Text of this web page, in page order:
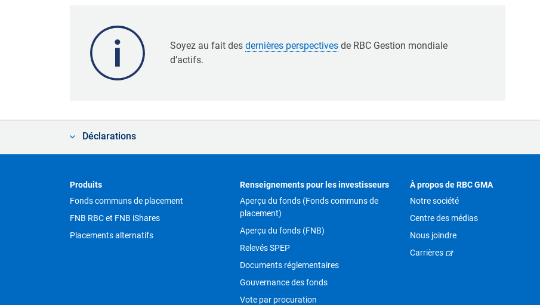
Soyez au fait des dernières perspectives de RBC Gestion mondiale
d’actifs.
Déclarations
Footer
Produits
Fonds communs de placement
FNB RBC et FNB iShares
Placements alternatifs
Renseignements pour les investisseurs
Aperçu du fonds (Fonds communs de
placement)
Aperçu du fonds (FNB)
Relevés SPEP
Documents réglementaires
Gouvernance des fonds
Vote par procuration
À propos de RBC GMA
Notre société
Centre des médias
Nous joindre
Carrières